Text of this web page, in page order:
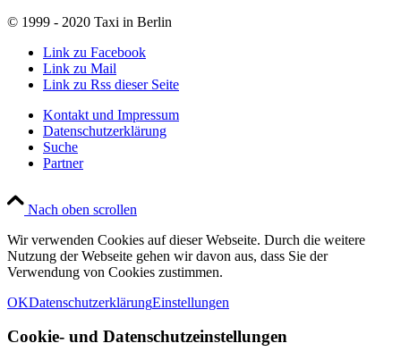
© 1999 - 2020 Taxi in Berlin
Link zu Facebook
Link zu Mail
Link zu Rss dieser Seite
Kontakt und Impressum
Datenschutzerklärung
Suche
Partner
Nach oben scrollen
Wir verwenden Cookies auf dieser Webseite. Durch die weitere
Nutzung der Webseite gehen wir davon aus, dass Sie der
Verwendung von Cookies zustimmen.
OKDatenschutzerklärungEinstellungen
Cookie- und Datenschutzeinstellungen